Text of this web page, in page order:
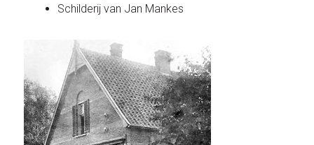
Schilderij van Jan Mankes